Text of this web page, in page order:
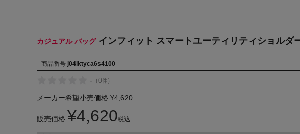
カジュアル バッグ インフィット スマートユーティリティショルダ
商品番号 j04iktyca6s4100
- （0件 ）
メーカー希望小売価格 ¥4,620
販売価格 ¥4,620税込